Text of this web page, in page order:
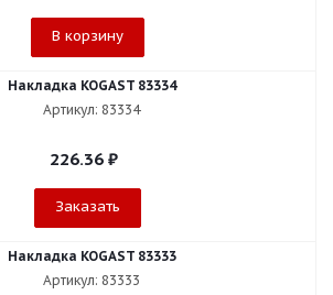
В корзину
Накладка KOGAST 83334
Артикул: 83334
226.36₽
Заказать
Накладка KOGAST 83333
Артикул: 83333